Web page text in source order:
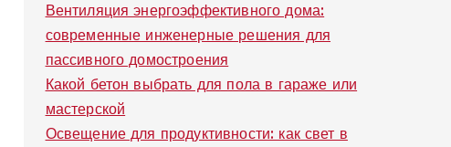
Вентиляция энергоэффективного дома:
современные инженерные решения для
пассивного домостроения
Какой бетон выбрать для пола в гараже или
мастерской
Освещение для продуктивности: как свет в